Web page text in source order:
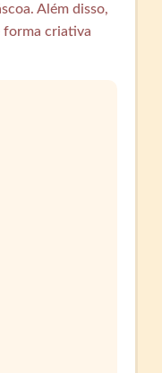
Além disso,
forma criativa